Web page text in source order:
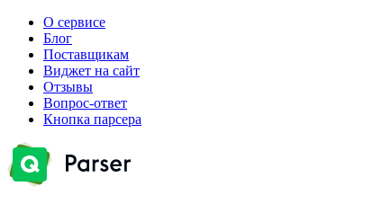
О сервисе
Блог
Поставщикам
Виджет на сайт
Отзывы
Вопрос-ответ
Кнопка парсера